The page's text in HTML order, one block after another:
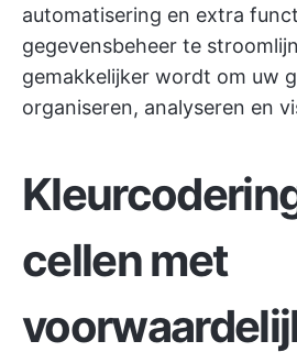
automatisering en extra
gegevensbeheer te
gemakkelijker wordt om uw
organiseren, analyseren en
cellen met